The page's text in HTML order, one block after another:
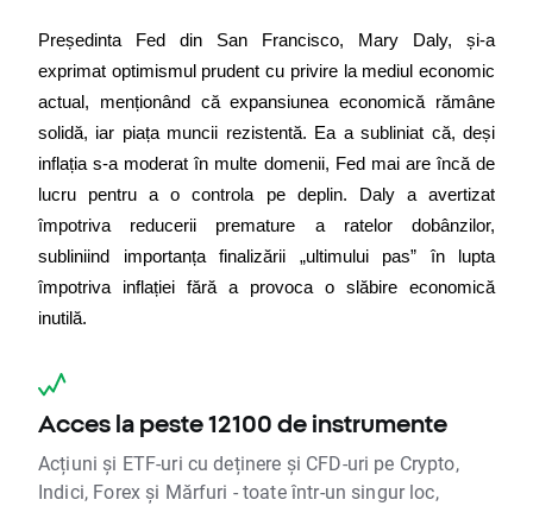
Președinta Fed din San Francisco, Mary Daly, și-a
exprimat optimismul prudent cu privire la mediul economic
actual, menționând că expansiunea economică rămâne
solidă, iar piața muncii rezistentă. Ea a subliniat că, deși
inflația s-a moderat în multe domenii, Fed mai are încă de
lucru pentru a o controla pe deplin. Daly a avertizat
împotriva reducerii premature a ratelor dobânzilor,
subliniind importanța finalizării „ultimului pas” în lupta
împotriva inflației fără a provoca o slăbire economică
inutilă.
Acces la peste 12100 de instrumente
Acțiuni și ETF-uri cu deținere și CFD-uri pe Crypto,
Indici, Forex și Mărfuri - toate într-un singur loc,